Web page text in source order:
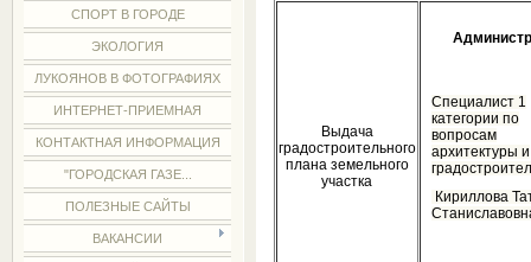
СПОРТ В ГОРОДЕ
ЭКОЛОГИЯ
ЛУКОЯНОВ В ФОТОГРАФИЯХ
ИНТЕРНЕТ-ПРИЕМНАЯ
КОНТАКТНАЯ ИНФОРМАЦИЯ
"ГОРОДСКАЯ ГАЗЕ...
ПОЛЕЗНЫЕ САЙТЫ
ВАКАНСИИ
Выдача
градостроительного
плана земельного
участка
Специалист 1
категории по
вопросам
архитектуры и
Кириллова